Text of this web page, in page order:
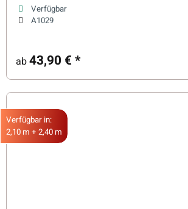
Verfügbar
A1029
ab43,90 €*
Verfügbar in:
2,10 m + 2,40 m